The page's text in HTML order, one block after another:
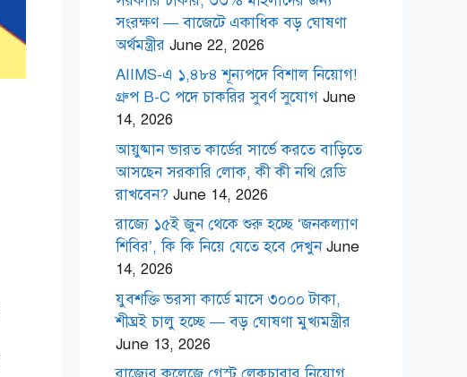
সংরক্ষণ — বাজেটে একাধিক বড় ঘোষণা
অর্থমন্ত্রীর June 22, 2026
AIIMS-এ ১,৪৮৪ শূন্যপদে বিশাল নিয়োগ!
গ্রুপ B-C পদে চাকরির সুবর্ণ সুযোগ June
14, 2026
আয়ুষ্মান ভারত কার্ডের সার্ভে করতে বাড়িতে
আসছেন সরকারি লোক, কী কী নথি রেডি
রাখবেন? June 14, 2026
রাজ্যে ১৫ই জুন থেকে শুরু হচ্ছে ‘জনকল্যাণ
শিবির’, কি কি নিয়ে যেতে হবে দেখুন June
14, 2026
যুবশক্তি ভরসা কার্ডে মাসে ৩০০০ টাকা,
শীঘ্রই চালু হচ্ছে — বড় ঘোষণা মুখ্যমন্ত্রীর
June 13, 2026